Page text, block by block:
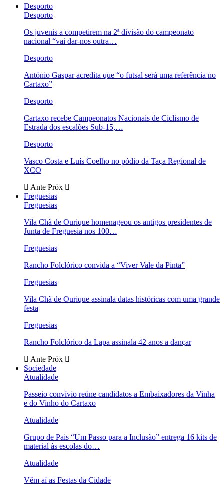
Desporto
Desporto
Os juvenis a competirem na 2ª divisão do campeonato
nacional “vai dar-nos outra…
Desporto
António Gaspar acredita que “o futsal será uma referência no
Cartaxo”
Desporto
Cartaxo recebe Campeonatos Nacionais de Ciclismo de
Estrada dos escalões Sub-15,…
Desporto
Vasco Costa e Luís Coelho no pódio da Taça Regional de
XCO
Ante Próx
Freguesias
Freguesias
Vila Chã de Ourique homenageou os antigos presidentes de
Junta de Freguesia nos 100…
Freguesias
Rancho Folclórico convida a “Viver Vale da Pinta”
Freguesias
Vila Chã de Ourique assinala datas históricas com uma grande
festa
Freguesias
Rancho Folclórico da Lapa assinala 42 anos a dançar
Ante Próx
Sociedade
Atualidade
Passeio convívio reúne candidatos a Embaixadores da Vinha
e do Vinho do Cartaxo
Atualidade
Grupo de Pais “Um Passo para a Inclusão” entrega 16 kits de
material às escolas do…
Atualidade
Vêm aí as Festas da Cidade